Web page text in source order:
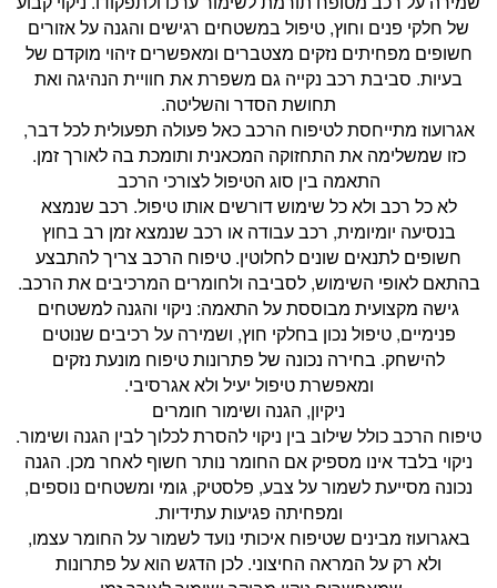
של חלקי פנים וחוץ, טיפול במשטחים רגישים והגנה על אזורים
חשופים מפחיתים נזקים מצטברים ומאפשרים זיהוי מוקדם של
בעיות. סביבת רכב נקייה גם משפרת את חוויית הנהיגה ואת
תחושת הסדר והשליטה.
אגרועוז מתייחסת לטיפוח הרכב כאל פעולה תפעולית לכל דבר,
כזו שמשלימה את התחזוקה המכאנית ותומכת בה לאורך זמן.
התאמה בין סוג הטיפול לצורכי הרכב
לא כל רכב ולא כל שימוש דורשים אותו טיפול. רכב שנמצא
בנסיעה יומיומית, רכב עבודה או רכב שנמצא זמן רב בחוץ
חשופים לתנאים שונים לחלוטין. טיפוח הרכב צריך להתבצע
בהתאם לאופי השימוש, לסביבה ולחומרים המרכיבים את הרכב.
גישה מקצועית מבוססת על התאמה: ניקוי והגנה למשטחים
פנימיים, טיפול נכון בחלקי חוץ, ושמירה על רכיבים שנוטים
להישחק. בחירה נכונה של פתרונות טיפוח מונעת נזקים
ומאפשרת טיפול יעיל ולא אגרסיבי.
ניקיון, הגנה ושימור חומרים
טיפוח הרכב כולל שילוב בין ניקוי להסרת לכלוך לבין הגנה ושימור.
ניקוי בלבד אינו מספיק אם החומר נותר חשוף לאחר מכן. הגנה
נכונה מסייעת לשמור על צבע, פלסטיק, גומי ומשטחים נוספים,
ומפחיתה פגיעות עתידיות.
באגרועוז מבינים שטיפוח איכותי נועד לשמור על החומר עצמו,
ולא רק על המראה החיצוני. לכן הדגש הוא על פתרונות